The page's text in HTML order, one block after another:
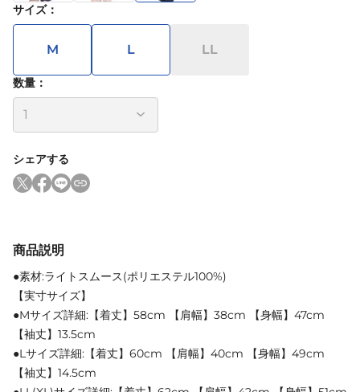
サイズ：
M L LL
数量：
シェアする
商品説明
●素材:ライトスムース(ポリエステル100%)
【実寸サイズ】
●Mサイズ詳細:【着丈】58cm 【肩幅】38cm 【身幅】47cm
【袖丈】13.5cm
●Lサイズ詳細:【着丈】60cm 【肩幅】40cm 【身幅】49cm
【袖丈】14.5cm